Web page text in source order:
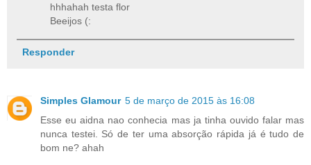
hhhahah testa flor
Beeijos (:
Responder
Simples Glamour 5 de março de 2015 às 16:08
Esse eu aidna nao conhecia mas ja tinha ouvido falar mas
nunca testei. Só de ter uma absorção rápida já é tudo de
bom ne? ahah